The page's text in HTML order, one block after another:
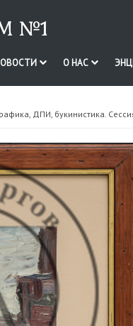
№1
О НАС
ДПИ, букинистика.